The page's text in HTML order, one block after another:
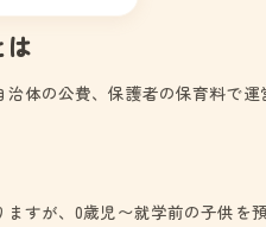
は
体の公費、保護者の保育料で
すが、0歳児〜就学前の子供を